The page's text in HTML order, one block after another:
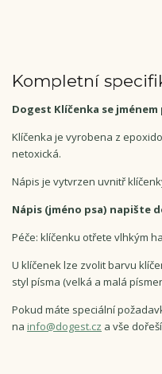
Kompletní
Dogest Klíčenka se
Klíčenka je vyrobena z
netoxická.
Nápis je vytvrzen uvnitř
Nápis (jméno psa) napište
Péče: klíčenku otřete vlhkým
U klíčenek lze zvolit barvu
styl písma (velká a malá
Pokud máte speciální
na info@dogest.cz a vše